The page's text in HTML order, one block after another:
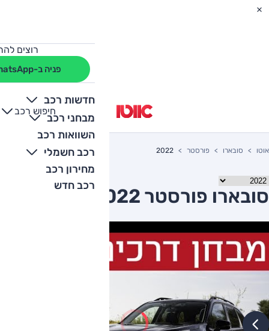
רוצים
פניה ב-WhatsApp
חדשות רכב
מבחני רכב
השוואות רכב
רכב חשמלי
מחירון רכב
רכב חדש
חיפוש רכב
+
-
אוטו סובארו פורסטר 2022
סובארו פורסטר 2022 יד שניה